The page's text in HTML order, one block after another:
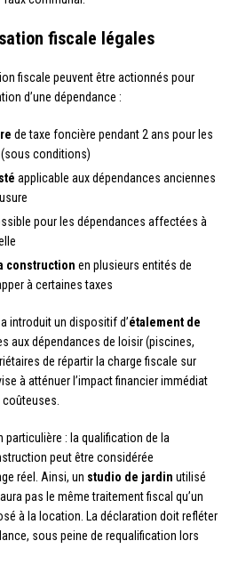
fiscale légales
fiscale peuvent être actionnés pour
d’une dépendance :
de taxe foncière pendant 2 ans pour les
conditions)
applicable aux dépendances anciennes
pour les dépendances affectées à
construction en plusieurs entités de
à certaines taxes
introduit un dispositif d’étalement de
aux dépendances de loisir (piscines,
de répartir la charge fiscale sur
à atténuer l’impact financier immédiat
: la qualification de la
peut être considérée
réel. Ainsi, un studio de jardin utilisé
pas le même traitement fiscal qu’un
à la location. La déclaration doit refléter
sous peine de requalification lors